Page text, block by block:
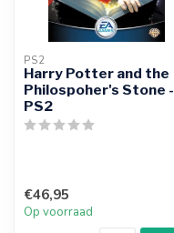
PS2
Harry Potter and the
Philospoher's Stone -
PS2
€46,95
Op voorraad